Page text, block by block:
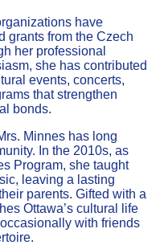
have
grants from the Czech
her professional
she has contributed
events, concerts,
that strengthen
bonds.
Minnes has long
In the 2010s, as
Program, she taught
leaving a lasting
parents. Gifted with a
Ottawa’s cultural life
with friends